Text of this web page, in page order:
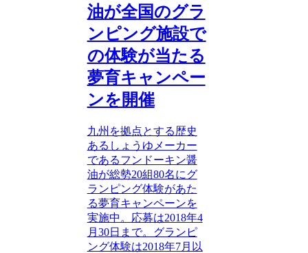
油が全国のグラ
ンピング施設で
の体験が当たる
夢育キャンペー
ンを開催
九州を拠点とする歴史
あるしょうゆメーカー
であるフンドーキン醤
油が総勢20組80名にグ
ランピング体験があた
る夢育キャンペーンを
実施中。応募は2018年4
月30日まで。グランピ
ング体験は2018年7月以